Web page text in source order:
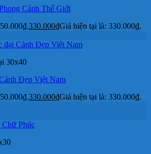
Cảnh Thế Giới
330.000₫Giá hiện tại là: 330.000₫.
30x40
Đẹp Việt Nam
330.000₫Giá hiện tại là: 330.000₫.